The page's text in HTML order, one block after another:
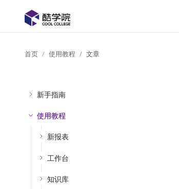
首页 使用教程 文章
新手指南
使用教程
新报表
工作台
知识库